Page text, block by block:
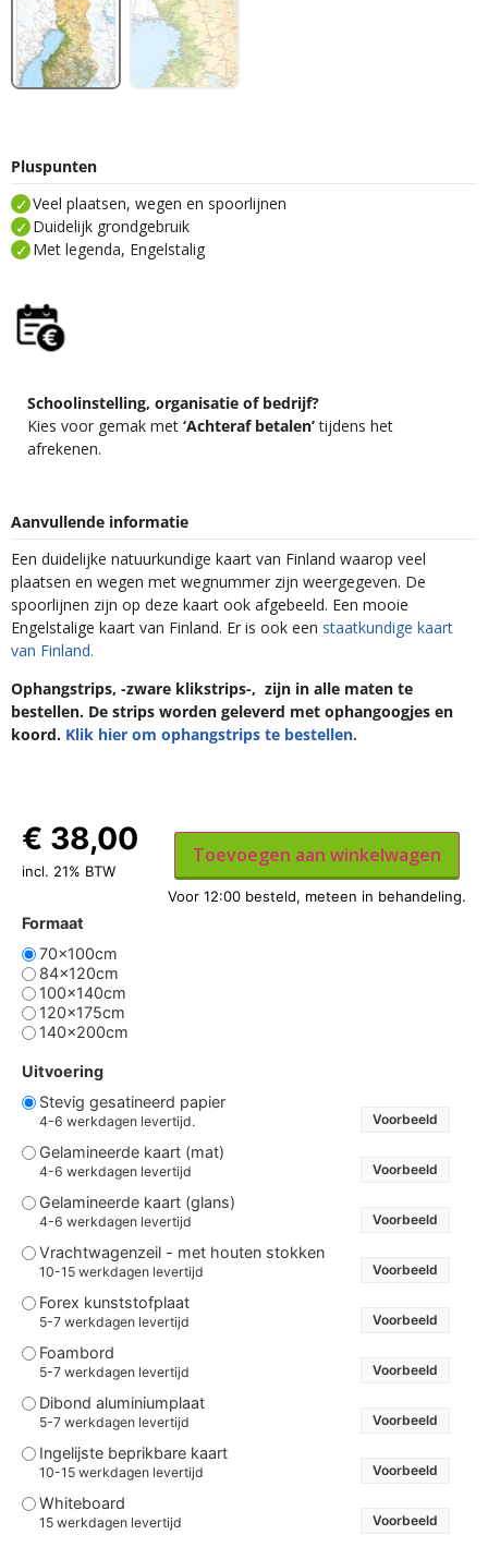
Pluspunten
Veel plaatsen, wegen en spoorlijnen
Duidelijk grondgebruik
Met legenda, Engelstalig
Schoolinstelling, organisatie of bedrijf?
Kies voor gemak met ‘Achteraf betalen’tijdens het
afrekenen.
Aanvullende informatie
Een duidelijke natuurkundige kaart van Finland waarop veel
plaatsen en wegen met wegnummer zijn weergegeven. De
spoorlijnen zijn op deze kaart ook afgebeeld. Een mooie
Engelstalige kaart van Finland. Er is ook een staatkundige kaart
van Finland.
Ophangstrips, -zware klikstrips-, zijn in alle maten te
bestellen. De strips worden geleverd met ophangoogjes en
koord. Klik hier om ophangstrips te bestellen.
Formaat
70x100cm
84x120cm
100x140cm
120x175cm
140x200cm
Uitvoering
Stevig gesatineerd papier
4-6 werkdagen levertijd. Voorbeeld
Gelamineerde kaart (mat)
4-6 werkdagen levertijd Voorbeeld
Gelamineerde kaart (glans)
4-6 werkdagen levertijd Voorbeeld
Vrachtwagenzeil - met houten stokken
10-15 werkdagen levertijd Voorbeeld
Forex kunststofplaat
5-7 werkdagen levertijd Voorbeeld
Foambord
5-7 werkdagen levertijd Voorbeeld
Dibond aluminiumplaat
5-7 werkdagen levertijd Voorbeeld
Ingelijste beprikbare kaart
10-15 werkdagen levertijd Voorbeeld
Whiteboard
15 werkdagen levertijd Voorbeeld
€ 38,00
incl. 21% BTW
Toevoegen aan winkelwagen